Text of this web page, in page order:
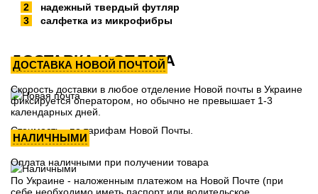
надежный твердый футляр
салфетка из микрофибры
ДОСТАВКА И ОПЛАТА
ДОСТАВКА НОВОЙ ПОЧТОЙ
Скорость доставки в любое отделение Новой почты в Украине
фиксируется оператором, но обычно не превышает 1-3
календарных дней.
Стоимость - по тарифам Новой Почты.
НАЛИЧНЫМИ
Оплата наличными при получении товара
По Украине - наложенным платежом на Новой Почте (при